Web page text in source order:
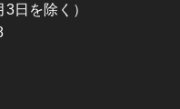
日を除く）